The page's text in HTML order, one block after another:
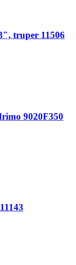
truper 11506
9020F350